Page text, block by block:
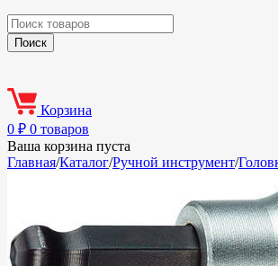
Корзина
0 ₽ 0 товаров
Ваша корзина пуста
Главная/Каталог/Ручной инструмент/